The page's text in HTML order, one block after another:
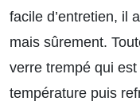
facile d’entretien, il
mais sûrement.
verre trempé qui
température puis